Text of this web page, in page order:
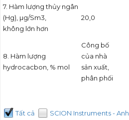
7. Hàm lượng thủy ngân
(Hg), µg/Sm3
không lớn hơn
20,0
8. Hàm lượng
hydrocacbon, % mol
Công bố
của nhà
sản xuất,
phân phối
Tất cả SCION Instruments - Anh